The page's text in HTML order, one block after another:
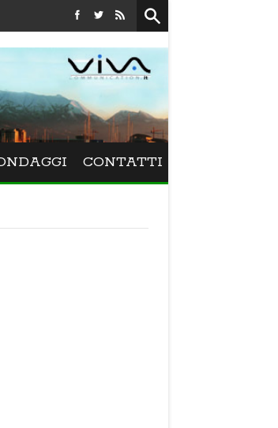
Festival La Versiliana - La direttrice lucchese Beatrice
CONTATTI